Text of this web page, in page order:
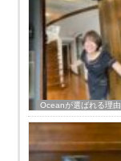
Oceanが選ばれる理由